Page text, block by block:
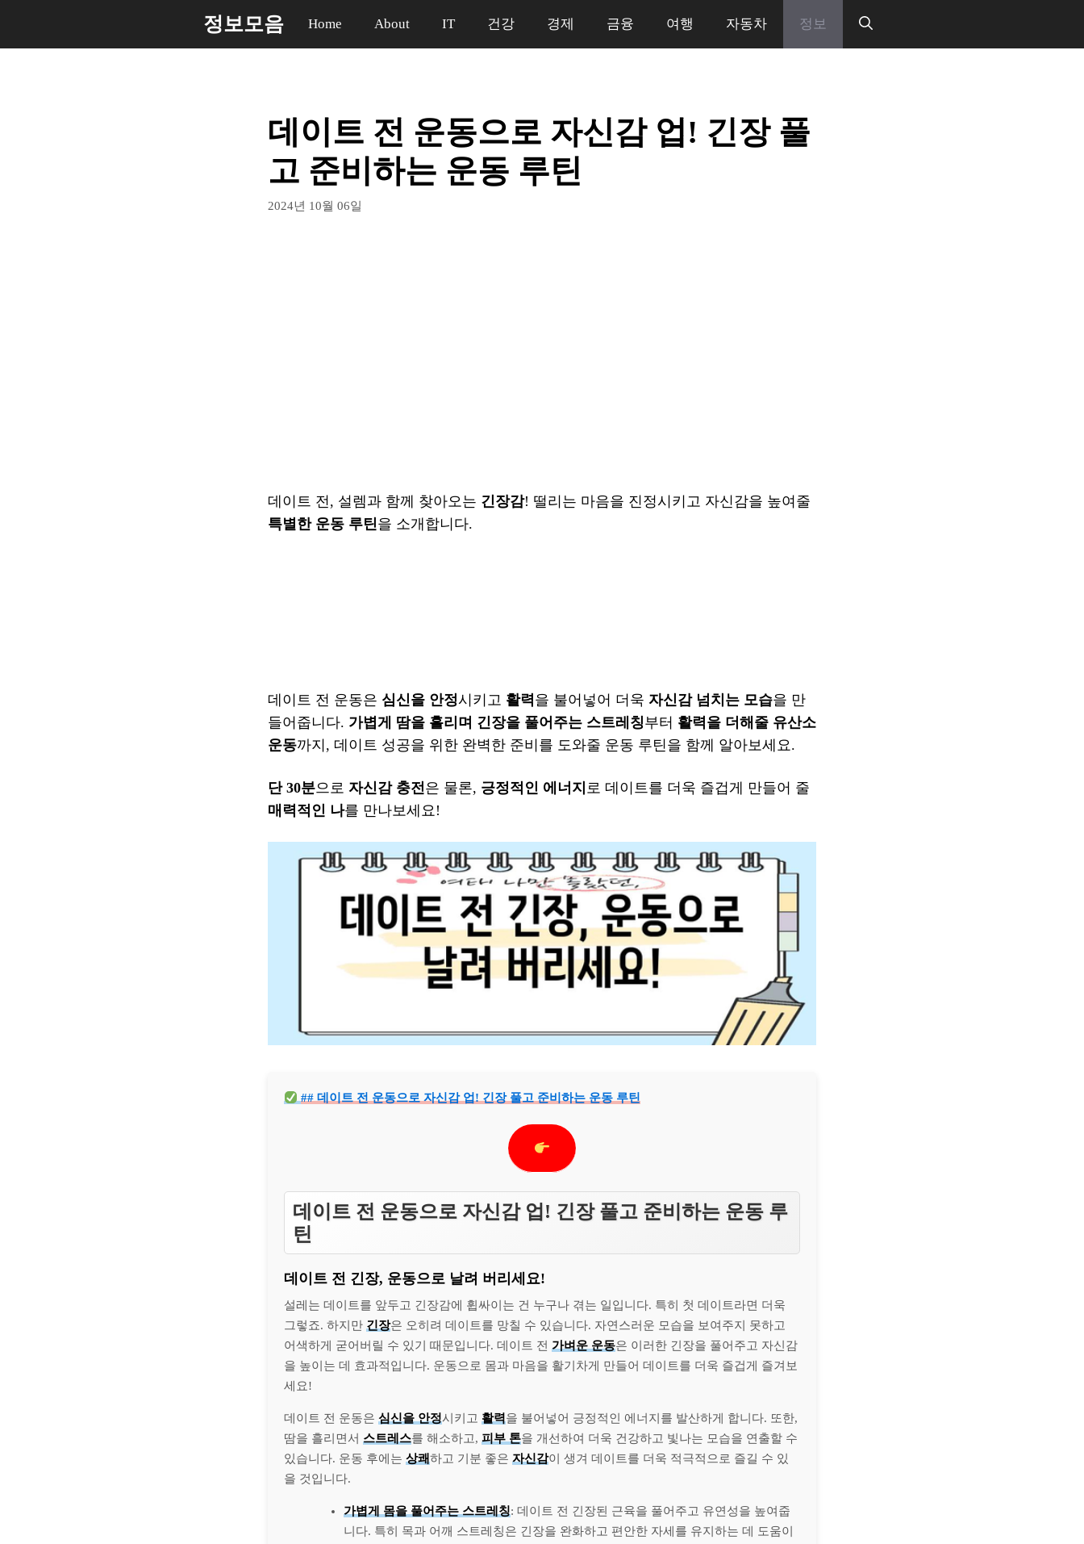
정보모음 Home About IT 건강 경제 금융 여행 자동차 정보
데이트 전 운동으로 자신감 업! 긴장 풀
고 준비하는 운동 루틴
2024년 10월 06일
데이트 전, 설렘과 함께 찾아오는 긴장감! 떨리는 마음을 진정시키고 자신감을 높여줄
특별한 운동 루틴을 소개합니다.
데이트 전 운동은 심신을 안정시키고 활력을 불어넣어 더욱 자신감 넘치는 모습을 만
들어줍니다. 가볍게 땀을 흘리며 긴장을 풀어주는 스트레칭부터 활력을 더해줄 유산소
운동까지, 데이트 성공을 위한 완벽한 준비를 도와줄 운동 루틴을 함께 알아보세요.
단 30분으로 자신감 충전 은 물론, 긍정적인 에너지 로 데이트를 더욱 즐겁게 만들어 줄
매력적인 나를 만나보세요!
## 데이트 전 운동으로 자신감 업! 긴장 풀고 준비하는 운동 루틴
데이트 전 운동으로 자신감 업! 긴장 풀고 준비하는 운동 루
틴
데이트 전 긴장, 운동으로 날려 버리세요!
설레는 데이트를 앞두고 긴장감에 휩싸이는 건 누구나 겪는 일입니다. 특히 첫 데이트라면 더욱
그렇죠. 하지만 긴장은 오히려 데이트를 망칠 수 있습니다. 자연스러운 모습을 보여주지 못하고
어색하게 굳어버릴 수 있기 때문입니다. 데이트 전 가벼운 운동은 이러한 긴장을 풀어주고 자신감
을 높이는 데 효과적입니다. 운동으로 몸과 마음을 활기차게 만들어 데이트를 더욱 즐겁게 즐겨보
세요!
데이트 전 운동은 심신을 안정시키고 활력을 불어넣어 긍정적인 에너지를 발산하게 합니다. 또한,
땀을 흘리면서 스트레스를 해소하고, 피부 톤을 개선하여 더욱 건강하고 빛나는 모습을 연출할 수
있습니다. 운동 후에는 상쾌하고 기분 좋은 자신감이 생겨 데이트를 더욱 적극적으로 즐길 수 있
을 것입니다.
가볍게 몸을 풀어주는 스트레칭: 데이트 전 긴장된 근육을 풀어주고 유연성을 높여줍
니다. 특히 목과 어깨 스트레칭은 긴장을 완화하고 편안한 자세를 유지하는 데 도움이